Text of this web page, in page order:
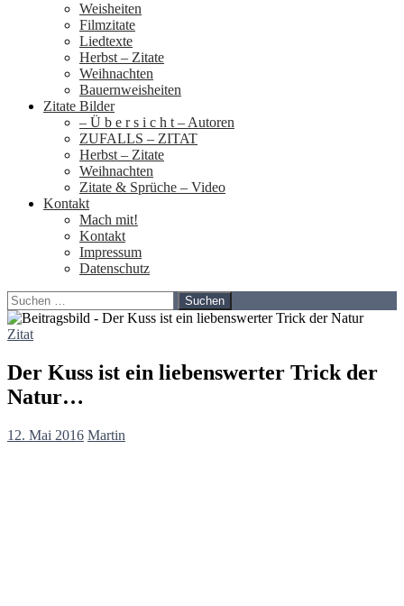
Weisheiten
Filmzitate
Liedtexte
Herbst – Zitate
Weihnachten
Bauernweisheiten
Zitate Bilder
– Ü b e r s i c h t – Autoren
ZUFALLS – ZITAT
Herbst – Zitate
Weihnachten
Zitate & Sprüche – Video
Kontakt
Mach mit!
Kontakt
Impressum
Datenschutz
Suchen
nach:
Zitat
Der Kuss ist ein liebenswerter Trick der
Natur…
12. Mai 2016 Martin